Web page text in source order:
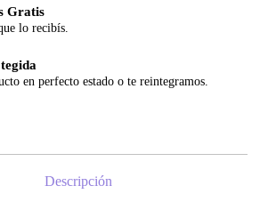
Gratis
lo recibís.
en perfecto estado o te reintegramos.
Descripción